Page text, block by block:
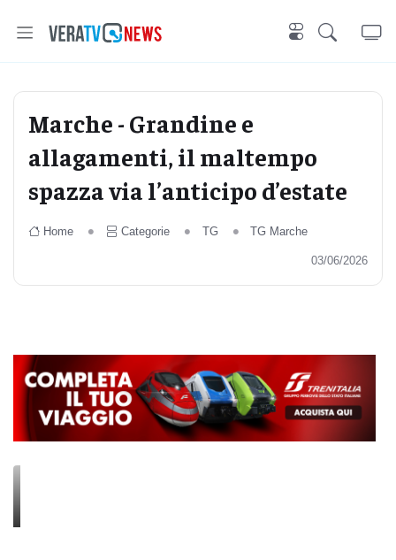
Marche - Grandine e
allagamenti, il maltempo
spazza via l’anticipo d’estate
Home Categorie TG TG Marche
03/06/2026